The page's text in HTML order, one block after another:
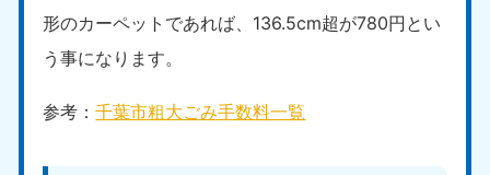
形のカーペットであれば、136.5cm超が780円とい
う事になります。
参考：千葉市粗大ごみ手数料一覧